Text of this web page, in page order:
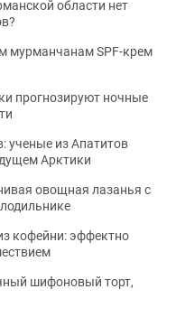
области нет
мурманчанам SPF-крем
прогнозируют ночные
ученые из Апатитов
Арктики
овощная лазанья с
кофейни: эффектно
шифоновый торт,